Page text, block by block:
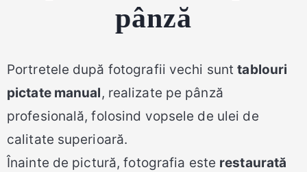
pânză
Portretele după fotografii vechi sunttablouri
pictate manual, realizate pe pânză
profesională, folosind vopsele de ulei de
calitate superioară.
Înainte de pictură, fotografia este restaurată